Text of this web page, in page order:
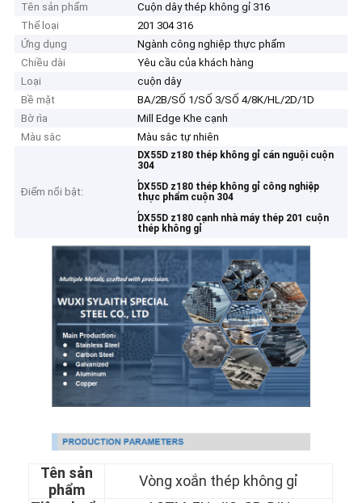
Tên sản phẩm
Cuộn dây thép không gỉ 316
Thể loại
201 304 316
Ứng dụng
Ngành công nghiệp thực phẩm
Chiều dài
Yêu cầu của khách hàng
Loại
cuộn dây
Bề mặt
BA/2B/SỐ 1/SỐ 3/SỐ 4/8K/HL/2D/1D
Bờ rìa
Mill Edge Khe cạnh
Màu sắc
Màu sắc tự nhiên
Điểm nổi bật:
DX55D z180 thép không gỉ cán nguội cuộn
304
,
DX55D z180 thép không gỉ công nghiệp
thực phẩm cuộn 304
,
DX55D z180 cạnh nhà máy thép 201 cuộn
thép không gỉ
Tên sản
phẩm
Vòng xoắn thép không gỉ